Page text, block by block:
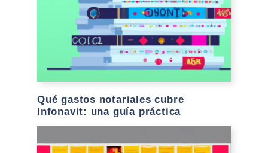
Qué gastos notariales cubre
Infonavit: una guía práctica